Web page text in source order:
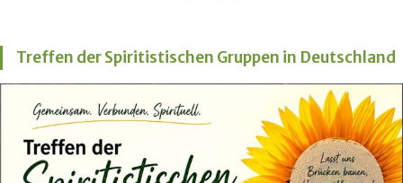
Treffen der Spiritistischen Gruppen in Deutschland